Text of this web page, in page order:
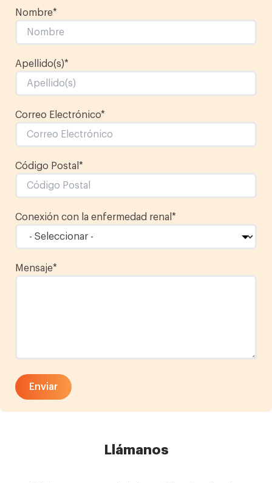
Nombre*
Apellido(s)*
Correo Electrónico*
Código Postal *
Conexión con la enfermedad renal *
Mensaje*
Llámanos